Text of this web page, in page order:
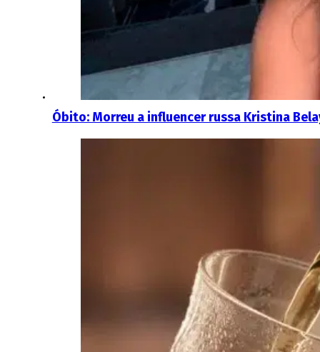
Óbito: Morreu a influencer russa Kristina